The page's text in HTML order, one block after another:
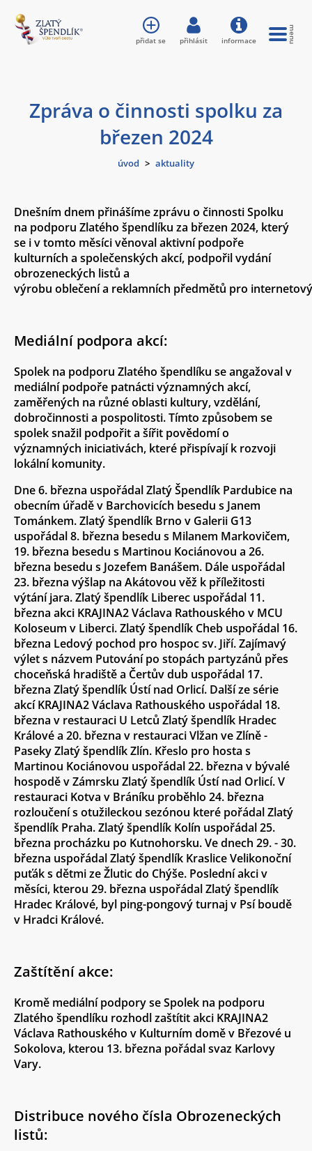
Zpráva o činnosti spolku za
březen 2024
úvod > aktuality
Dnešním dnem přinášíme zprávu o činnosti Spolku
na podporu Zlatého špendlíku za březen 2024, který
se i v tomto měsíci věnoval aktivní podpoře
kulturních a společenských akcí, podpořil vydání
obrozeneckých listů a
výrobu oblečení a reklamních předmětů pro
Mediální podpora akcí:
Spolek na podporu Zlatého špendlíku se angažoval v
mediální podpoře patnácti významných akcí,
zaměřených na různé oblasti kultury, vzdělání,
dobročinnosti a pospolitosti. Tímto způsobem se
spolek snažil podpořit a šířit povědomí o
významných iniciativách, které přispívají k rozvoji
lokální komunity.
Dne 6. března uspořádal Zlatý Špendlík Pardubice na
obecním úřadě v Barchovicích besedu s Janem
Tománkem. Zlatý špendlík Brno v Galerii G13
uspořádal 8. března besedu s Milanem Markovičem,
19. března besedu s Martinou Kociánovou a 26.
března besedu s Jozefem Banášem. Dále uspořádal
23. března výšlap na Akátovou věž k příležitosti
výtání jara. Zlatý špendlík Liberec uspořádal 11.
března akci KRAJINA2 Václava Rathouského v MCU
Koloseum v Liberci. Zlatý špendlík Cheb uspořádal 16.
března Ledový pochod pro hospoc sv. Jiří. Zajímavý
výlet s názvem Putování po stopách partyzánů přes
choceňská hradiště a Čertův dub uspořádal 17.
března Zlatý špendlík Ústí nad Orlicí. Další ze série
akcí KRAJINA2 Václava Rathouského uspořádal 18.
března v restauraci U Letců Zlatý špendlík Hradec
Králové a 20. března v restauraci Vlžan ve Zlíně -
Paseky Zlatý špendlík Zlín. Křeslo pro hosta s
Martinou Kociánovou uspořádal 22. března v bývalé
hospodě v Zámrsku Zlatý špendlík Ústí nad Orlicí. V
restauraci Kotva v Bráníku proběhlo 24. března
rozloučení s otužileckou sezónou které pořádal Zlatý
špendlík Praha. Zlatý špendlík Kolín uspořádal 25.
března procházku po Kutnohorsku. Ve dnech 29. - 30.
března uspořádal Zlatý špendlík Kraslice Velikonoční
puťák s dětmi ze Žlutic do Chýše. Poslední akci v
měsíci, kterou 29. března uspořádal Zlatý špendlík
Hradec Králové, byl ping-pongový turnaj v Psí boudě
v Hradci Králové.
Zaštítění akce:
Kromě mediální podpory se Spolek na podporu
Zlatého špendlíku rozhodl zaštítit akci KRAJINA2
Václava Rathouského v Kulturním domě v Březové u
Sokolova, kterou 13. března pořádal svaz Karlovy
Vary.
Distribuce nového čísla Obrozeneckých
listů:
přidat se přihlásit informace